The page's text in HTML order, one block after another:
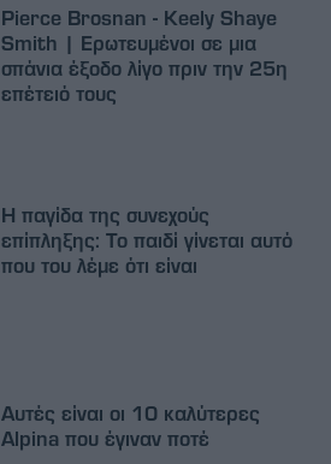
Pierce Brosnan - Keely Shaye
Smith | Ερωτευμένοι σε μια
σπάνια έξοδο λίγο πριν την 25η
επέτειό τους
Η παγίδα της συνεχούς
επίπληξης: Το παιδί γίνεται αυτό
που του λέμε ότι είναι
Αυτές είναι οι 10 καλύτερες
Alpina που έγιναν ποτέ